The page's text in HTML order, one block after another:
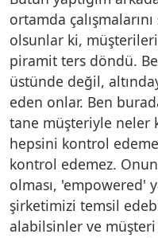
ortamda
olsunlar ki,
piramit ters döndü.
üstünde değil,
eden onlar. Ben
tane müşteriyle neler
hepsini kontrol
kontrol edemez.
olması, 'empowered'
şirketimizi temsil
alabilsinler ve